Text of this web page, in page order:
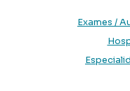
Exames /